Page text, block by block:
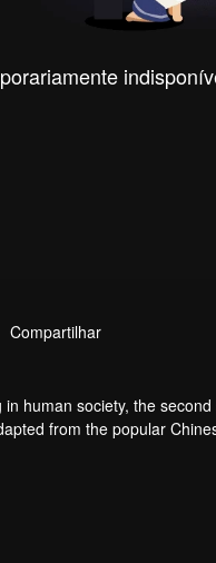
Compartilhar
human society, the
from the popular